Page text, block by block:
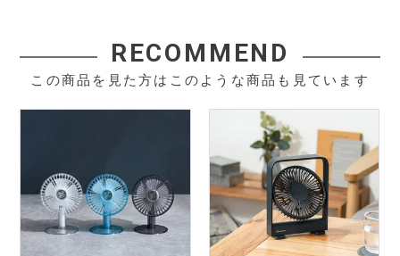
RECOMMEND
この商品を見た方はこのような商品も見ています